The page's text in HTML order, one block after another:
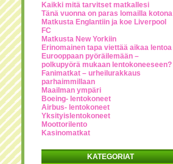
Kaikki mitä tarvitset matkallesi
Tänä vuonna on paras lomailla kotona
Matkusta Englantiin ja koe Liverpool
FC
Matkusta New Yorkiin
Erinomainen tapa viettää aikaa lentoa
Eurooppaan pyöräilemään –
polkupyörä mukaan lentokoneeseen?
Fanimatkat – urheilurakkaus
parhaimmillaan
Maailman ympäri
Boeing- lentokoneet
Airbus- lentokoneet
Yksityislentokoneet
Moottorilento
Kasinomatkat
KATEGORIAT